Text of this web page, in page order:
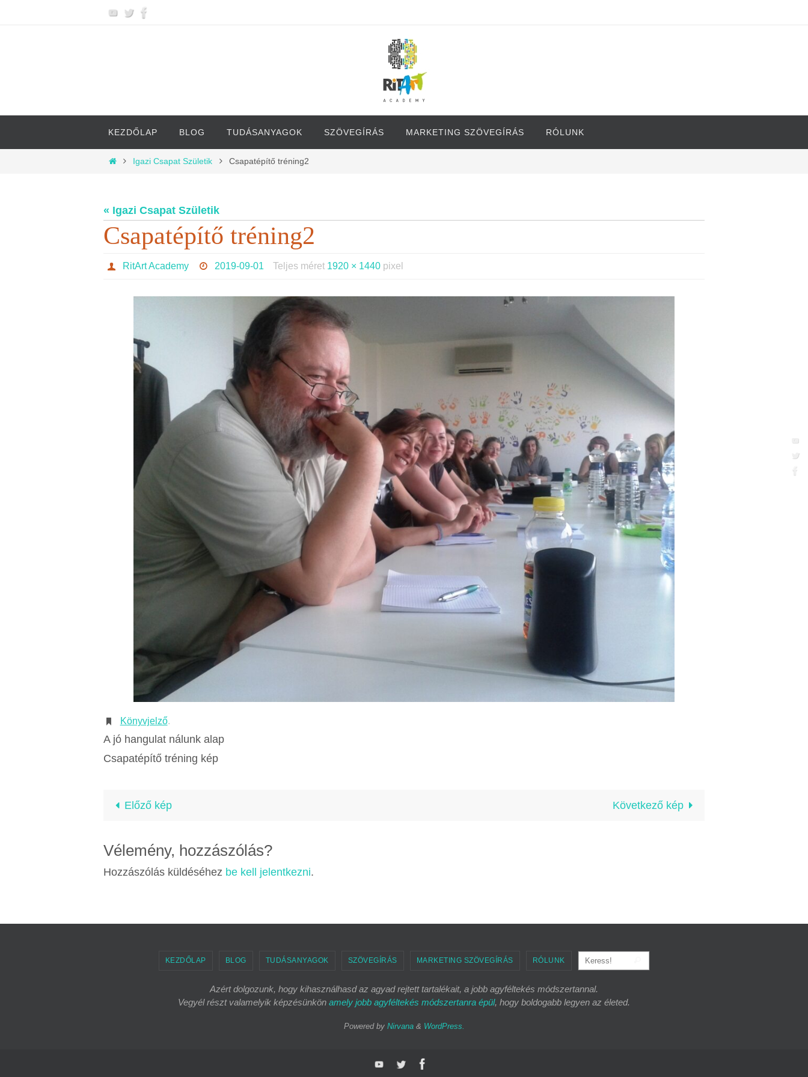
KEZDŐLAP
BLOG TUDÁSANYAGOK SZÖVEGÍRÁS MARKETING SZÖVEGÍRÁS RÓLUNK
OtthonIgazi Csapat Születik Csapatépítő tréning2
« Igazi Csapat Születik
Csapatépítő tréning2
RitArt Academy 2019-09-01 Teljes méret 1920 × 1440 pixel
Könyvjelző.
A jó hangulat nálunk alap
Csapatépítő tréning kép
Előző kép Következő kép
Vélemény, hozzászólás?
Hozzászólás küldéséhez be kell jelentkezni.
KEZDŐLAP BLOG TUDÁSANYAGOK SZÖVEGÍRÁS MARKETING SZÖVEGÍRÁS RÓLUNK
Azért dolgozunk, hogy kihasználhasd az agyad rejtett tartalékait, a jobb agyféltekés módszertannal.
Vegyél részt valamelyik képzésünkön amely jobb agyféltekés módszertanra épül, hogy boldogabb legyen az életed.
Powered by Nirvana& WordPress.